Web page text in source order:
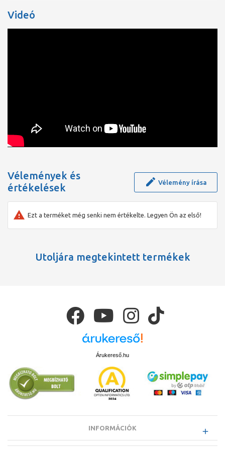
maximális átfolyási mennyiség 3 bar mellett: 5 l/perc
kerámiabetét
állítható hőfokkorlátozó
Videó
Vélemények és
értékelések
Vélemény írása
Ezt a terméket még senki nem értékelte. Legyen Ön az első!
Utoljára megtekintett termékek
Árukereső.hu
INFORMÁCIÓK